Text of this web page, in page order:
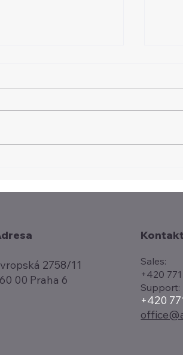
2758/11
00 Praha 6
Kontakt
Sales:
+420
Support:
+420
trh až do